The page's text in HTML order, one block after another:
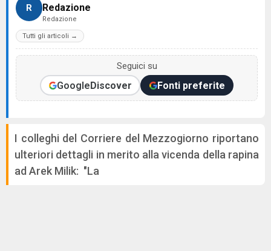
R Redazione
Redazione
Tutti gli articoli →
Seguici su
GoogleDiscover Fonti preferite
I colleghi del Corriere del Mezzogiorno riportano
ulteriori dettagli in merito alla vicenda della rapina
ad Arek Milik: "La